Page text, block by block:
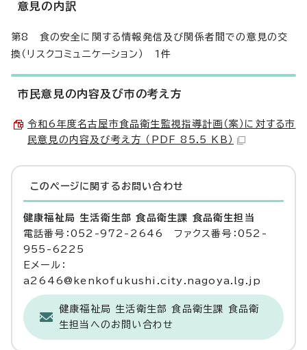
意見の内訳
第8 食の安全に関する情報発信及び関係者間での意見の交
換（リスクコミュニケーション） 1件
市民意見の内容及び市の考え方
令和6年度名古屋市食品衛生監視指導計画（案）に対する市
民意見の内容及び考え方 （PDF 85.5 KB）
このページに関する お問い合わせ
健康福祉局 生活衛生部 食品衛生課 食品衛生担当
電話番号：052-972-2646 ファクス番号：052-
955-6225
Eメール：
a2646@kenkofukushi.city.nagoya.lg.jp
健康福祉局 生活衛生部 食品衛生課 食品衛
生担当へのお問い合わせ